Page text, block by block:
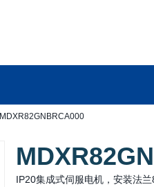
MDXR82GNBRCA000
IP20集成式伺服电机，安装法